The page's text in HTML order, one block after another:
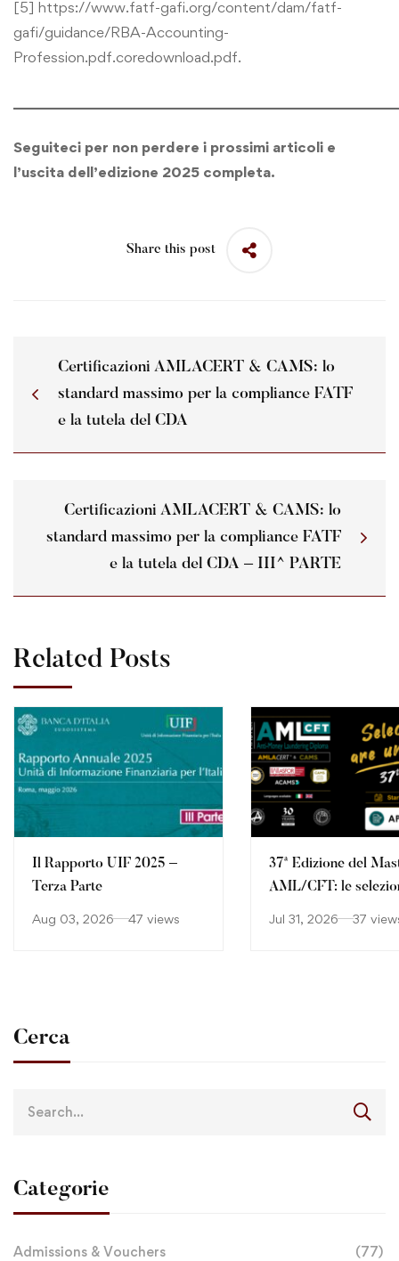
[5] https://www.fatf-gafi.org/content/dam/fatf-
gafi/guidance/RBA-Accounting-
Profession.pdf.coredownload.pdf.
Seguiteci per non perdere i prossimi articoli e
l’uscita dell’edizione 2025 completa.
Share this post
Certificazioni AMLACERT & CAMS: lo
standard massimo per la compliance FATF
e la tutela del CDA
Certificazioni AMLACERT & CAMS: lo
standard massimo per la compliance FATF
e la tutela del CDA – III^ PARTE
Related Posts
Il Rapporto UIF 2025 –
Terza Parte
Aug 03, 2026 47 views
37ª Edizione del
AML/CFT: le
Jul 31, 2026 37
Cerca
Categorie
Admissions & Vouchers (77)